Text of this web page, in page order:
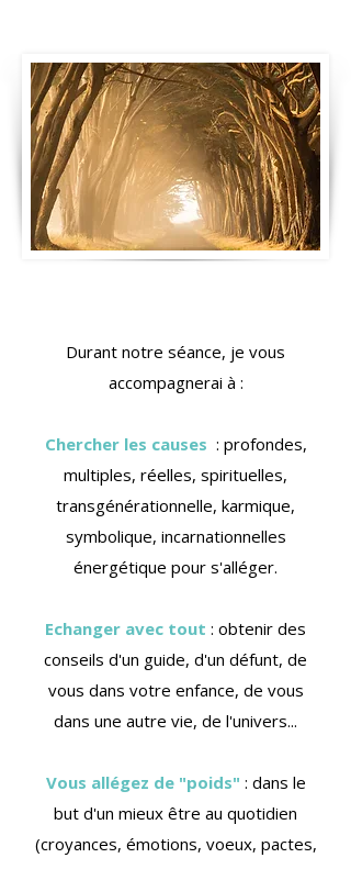
Durant notre séance, je vous
accompagnerai à :
Chercher les causes : profondes,
multiples, réelles, spirituelles,
transgénérationnelle, karmique,
symbolique, incarnationnelles
énergétique pour s'alléger.
Echanger avec tout : obtenir des
conseils d'un guide, d'un défunt, de
vous dans votre enfance, de vous
dans une autre vie, de l'univers...
Vous allégez de "poids" : dans le
but d'un mieux être au quotidien
(croyances, émotions, voeux, pactes,